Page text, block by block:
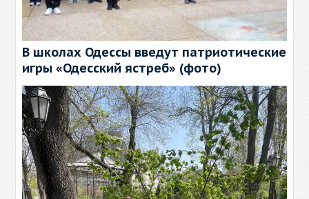
В школах Одессы введут патриотические
игры «Одесский ястреб» (фото)